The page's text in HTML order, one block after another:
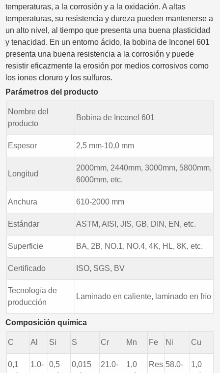
temperaturas, a la corrosión y a la oxidación. A altas
temperaturas, su resistencia y dureza pueden mantenerse a
un alto nivel, al tiempo que presenta una buena plasticidad
y tenacidad. En un entorno ácido, la bobina de Inconel 601
presenta una buena resistencia a la corrosión y puede
resistir eficazmente la erosión por medios corrosivos como
los iones cloruro y los sulfuros.
Parámetros del producto
Nombre del
producto
Bobina de Inconel 601
Espesor 2,5 mm-10,0 mm
Longitud
2000mm, 2440mm, 3000mm, 5800mm,
6000mm, etc.
Anchura 610-2000 mm
Estándar ASTM, AISI, JIS, GB, DIN, EN, etc.
Superficie BA, 2B, NO.1, NO.4, 4K, HL, 8K, etc.
Certificado ISO, SGS, BV
Tecnología de
producción
Laminado en caliente, laminado en frío
Composición química
C Al Si S Cr Mn Fe Ni Cu
0,1
1.0-
0,5
0,015
21.0-
1,0
Res 58.0-
1,0